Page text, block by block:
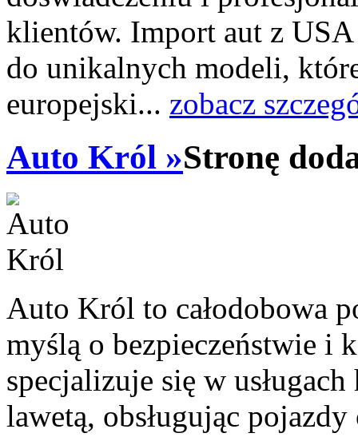
klientów. Import aut z
do unikalnych modeli,
europejski... zobacz
Auto Król »Stronę
Auto Król to całodobowa
myślą o bezpieczeństwie i
specjalizuje się w
lawetą, obsługując